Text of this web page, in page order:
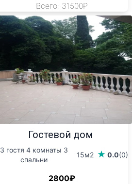
Всего: 31500₽
Гостевой дом
3 гостя 4 комнаты 3
спальни
15м2 0.0(0)
2800₽